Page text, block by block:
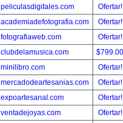
peliculasdigitales.com
academiadefotografia.com
fotografiaweb.com
clubdelamusica.com
minilibro.com
mercadodeartesanias.com
expoartesanal.com
ventadejoyas.com